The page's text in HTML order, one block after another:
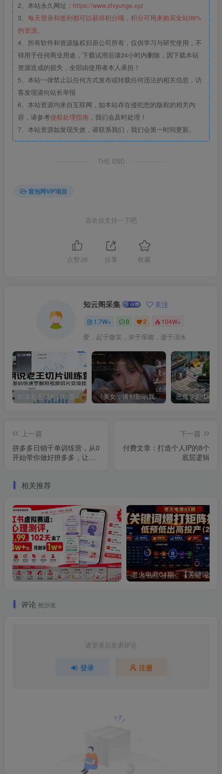
2、本站永久网址： https://www.zhiyunge.xyz
3、 每天登录和签到都可以获得积分哦，积分可用来购买全站99%
的资源。
4、所有软件和资源版权归原公司所有，仅供学习与研究使用，不
得用于任何商业用途，下载试用后请24小时内删除，因下载本站
资源造成的损失，全部由使用者本人承担！
5、本站一律禁止以任何方式发布或转载任何违法的相关信息，访
客发现请向站长举报
6、本站资源均来自互联网，如本站存在侵犯您的版权的相关内
容，请参考侵权处理指南 ，我们会及时处理！
7、本站资源如发现失效，请联系我们，我们会第一时间更新。
THE END
冒泡网VIP项目
喜欢就支持一下吧
点赞 26 分享 收藏
知云阁采集 关注
1.7W+ 0 2 104W+
爱，起于微笑，浓于亲吻，逝于泪水
胡说老王切片训练营，零基础快速掌握短视频切片变现技巧 《美女，请别影响我成仙全球版》中文版
上一篇
拼多多日销千单训练营，从0
开始带你做好拼多多，让日
下一篇
付费文章：打造个人IP的8个
底层逻辑
相关推荐
小红书虚拟赛道：做心理测评，一单1.99，102天卖了2.4w+份，月到手1w+
评论 抢沙发
请登录后发表评论
登录 注册